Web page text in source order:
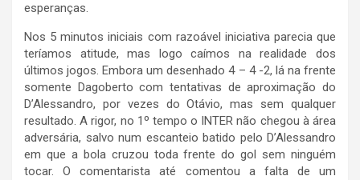
esperanças.
Nos 5 minutos iniciais com razoável iniciativa parecia que
teríamos atitude, mas logo caímos na realidade dos
últimos jogos. Embora um desenhado 4 – 4 -2, lá na frente
somente Dagoberto com tentativas de aproximação do
D’Alessandro, por vezes do Otávio, mas sem qualquer
resultado. A rigor, no 1º tempo o INTER não chegou à área
adversária, salvo num escanteio batido pelo D’Alessandro
em que a bola cruzou toda frente do gol sem ninguém
tocar. O comentarista até comentou a falta de um